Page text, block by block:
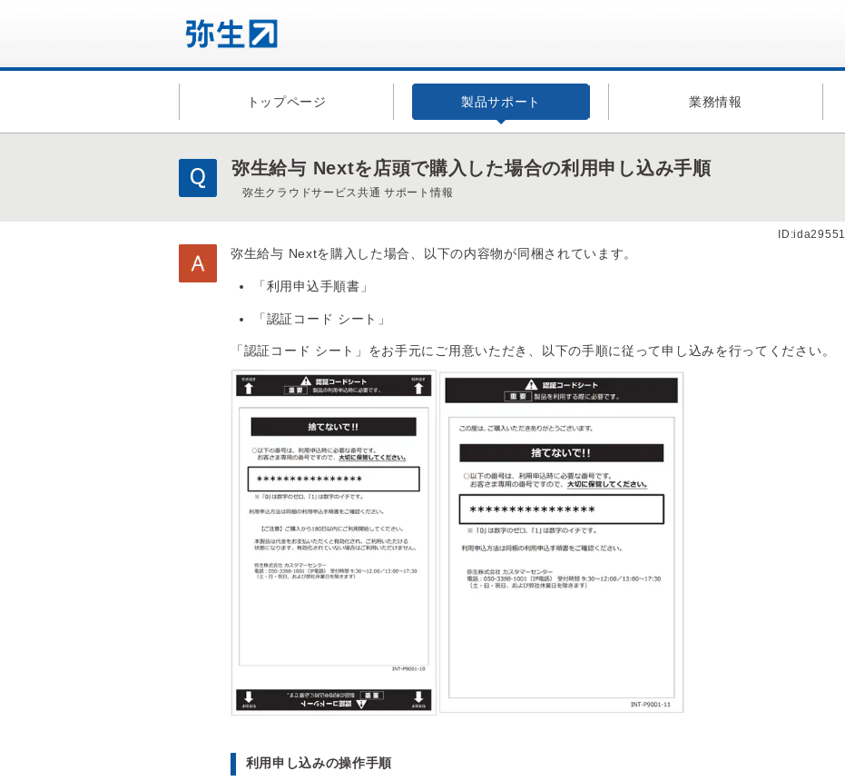
トップページ 製品サポート 業務情報
弥生給与 Nextを店頭で購入した場合の利用申し込み手順
弥生クラウドサービス共通 サポート情報
ID:ida29551
弥生給与 Nextを購入した場合、以下の内容物が同梱されています。
「利用申込手順書」
「認証コード シート」
「認証コード シート」をお手元にご用意いただき、以下の手順に従って申し込みを行ってください。
利用申し込みの操作手順